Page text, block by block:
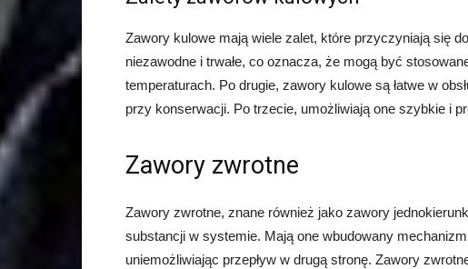
Zawory kulowe mają wiele zalet, które przyczyniają się
niezawodne i trwałe, co oznacza, że mogą być
temperaturach. Po drugie, zawory kulowe są łatwe w
przy konserwacji. Po trzecie, umożliwiają one szybkie i
Zawory zwrotne
Zawory zwrotne, znane również jako zawory
substancji w systemie. Mają one wbudowany
uniemożliwiając przepływ w drugą stronę. Zawory